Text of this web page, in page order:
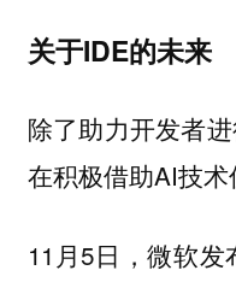
关于IDE的未来
除了助力开发者
在积极借助AI技术
11月5日，微软